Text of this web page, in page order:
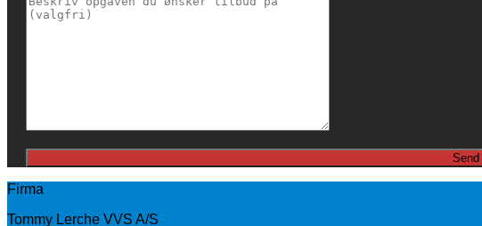
Firma
Tommy Lerche VVS A/S